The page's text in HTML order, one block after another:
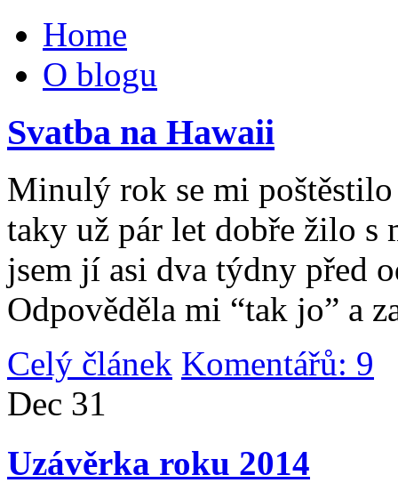
Home
O blogu
Svatba na Hawaii
Minulý rok se mi
taky už pár let dobře žilo
jsem jí asi dva týdny před
Odpověděla mi “tak jo” a
Celý článek Komentářů: 9
Dec 31
Uzávěrka roku 2014